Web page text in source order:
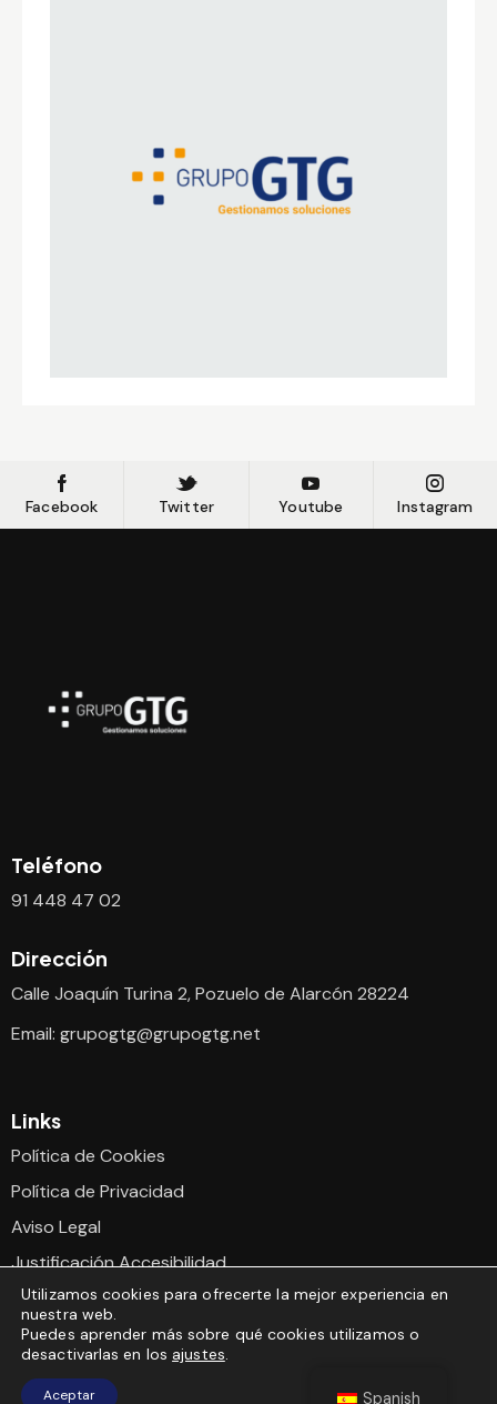
Facebook Twitter Youtube Instagram
Teléfono
91 448 47 02
Dirección
Calle Joaquín Turina 2, Pozuelo de Alarcón 28224
Email: grupogtg@grupogtg.net
Links
Política de Cookies
Política de Privacidad
Aviso Legal
Justificación Accesibilidad
Declaración Accesibilidad
© 2024Desarrollado por Mintrared
, Todos los derechos
Spanish
Utilizamos cookies para ofrecerte la mejor experiencia en
nuestra web.
Puedes aprender más sobre qué cookies utilizamos o
desactivarlas en los ajustes.
Aceptar